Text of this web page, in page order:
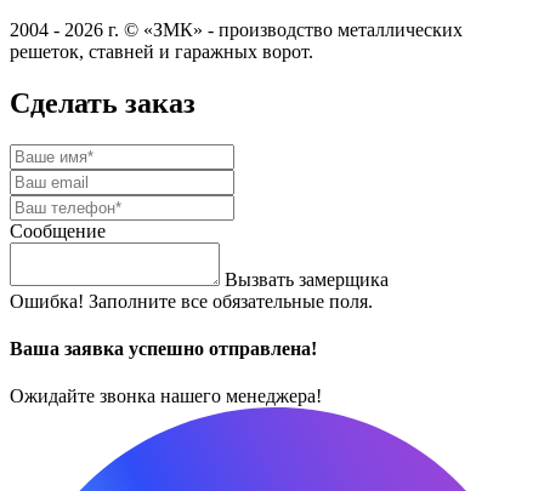
2004 - 2026 г. © «ЗМК» - производство металлических
решеток, ставней и гаражных ворот.
Сделать заказ
Сообщение
Вызвать замерщика
Ошибка! Заполните все обязательные поля.
Ваша заявка успешно отправлена!
Ожидайте звонка нашего менеджера!